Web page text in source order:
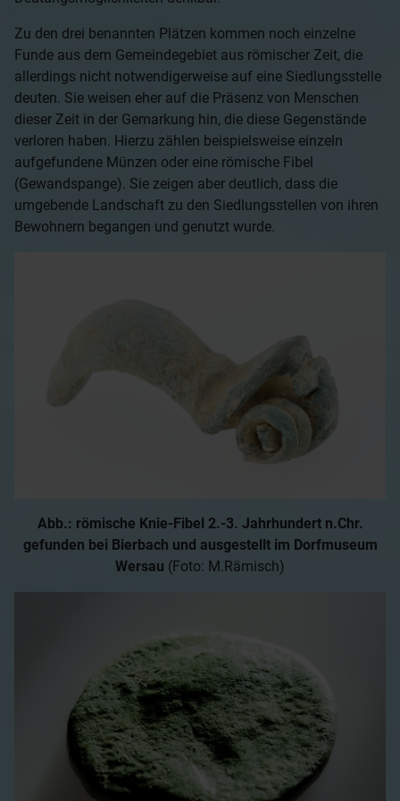
Zu den drei benannten Plätzen kommen noch einzelne
Funde aus dem Gemeindegebiet aus römischer Zeit, die
allerdings nicht notwendigerweise auf eine Siedlungsstelle
deuten. Sie weisen eher auf die Präsenz von Menschen
dieser Zeit in der Gemarkung hin, die diese Gegenstände
verloren haben. Hierzu zählen beispielsweise einzeln
aufgefundene Münzen oder eine römische Fibel
(Gewandspange). Sie zeigen aber deutlich, dass die
umgebende Landschaft zu den Siedlungsstellen von ihren
Bewohnern begangen und genutzt wurde.
Abb.: römische Knie-Fibel 2.-3. Jahrhundert n.Chr.
gefunden bei Bierbach und ausgestellt im Dorfmuseum
Wersau (Foto: M.Rämisch)